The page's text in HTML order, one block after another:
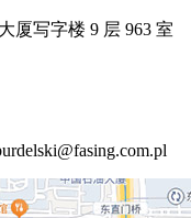
厦写字楼 9 层 963 室